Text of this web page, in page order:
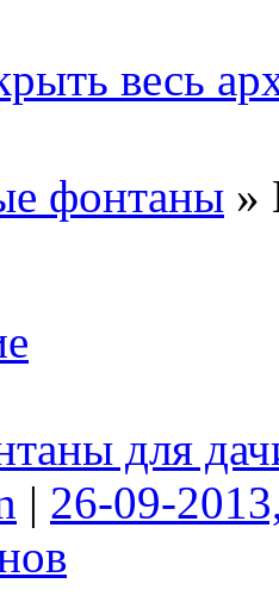
весь
фонтаны »
для
| 26-09-